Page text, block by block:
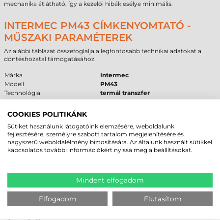
mechanika átlátható, így a kezelői hibák esélye minimális.
INTERMEC PM43 CÍMKENYOMTATÓ -
MŰSZAKI PARAMÉTEREK
Az alábbi táblázat összefoglalja a legfontosabb technikai adatokat a
döntéshozatal támogatásához.
Márka
Intermec
Modell
PM43
Technológia
termál transzfer
Felbontás
203 dpi
Max. tekercsátmérő
Cséveméret
Interfész
USB,RS232 ,Ethernet
Garancia
12 hónap (fejre6 hónap)
NEM EZ A MEGFELELŐ VÁLASZTÁS?”
A vonalkód nyomtató számos iparágban bizonyította megbízhatóságát,
különösen ott, ahol a napi igény meghaladja a belépő szintű gépek
kapacitását. A logisztikában a nagy tömegű szállítási etikett gyártás, a
gyártásban pedig a termékkövető matricák előállítása a fő feladata. Az
COOKIES POLITIKÁNK
Sütiket használunk látogatóink elemzésére, weboldalunk
fejlesztésére, személyre szabott tartalom megjelenítésére és
nagyszerű weboldalélmény biztosítására. Az általunk használt sütikkel
kapcsolatos további információkért nyissa meg a beállításokat.
Mindent elfogadom
Elfogadom Elutasítom